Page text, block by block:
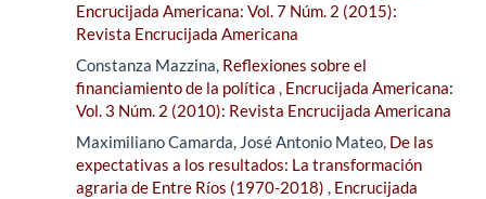
Encrucijada Americana: Vol. 7 Núm. 2 (2015):
Revista Encrucijada Americana
Constanza Mazzina, Reflexiones sobre el
financiamiento de la política , Encrucijada Americana:
Vol. 3 Núm. 2 (2010): Revista Encrucijada Americana
Maximiliano Camarda, José Antonio Mateo, De las
expectativas a los resultados: La transformación
agraria de Entre Ríos (1970-2018) , Encrucijada